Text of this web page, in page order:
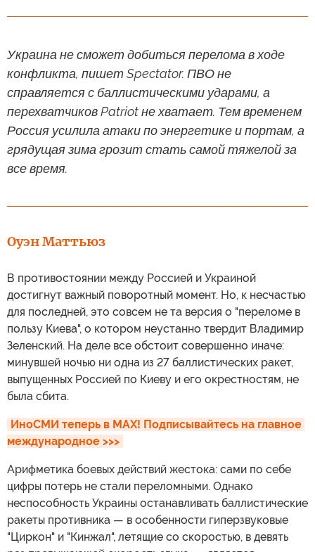
Украина не сможет добиться перелома в ходе
конфликта, пишет Spectator. ПВО не
справляется с баллистическими ударами, а
перехватчиков Patriot не хватает. Тем временем
Россия усилила атаки по энергетике и портам, а
грядущая зима грозит стать самой тяжелой за
все время.
Оуэн Маттьюз
В противостоянии между Россией и Украиной
достигнут важный поворотный момент. Но, к несчастью
для последней, это совсем не та версия о "переломе в
пользу Киева", о котором неустанно твердит Владимир
Зеленский. На деле все обстоит совершенно иначе:
минувшей ночью ни одна из 27 баллистических ракет,
выпущенных Россией по Киеву и его окрестностям, не
была сбита.
ИноСМИ теперь в MAX! Подписывайтесь на главное
международное >>>
Арифметика боевых действий жестока: сами по себе
цифры потерь не стали переломными. Однако
неспособность Украины останавливать баллистические
ракеты противника — в особенности гиперзвуковые
"Циркон" и "Кинжал", летящие со скоростью, в девять